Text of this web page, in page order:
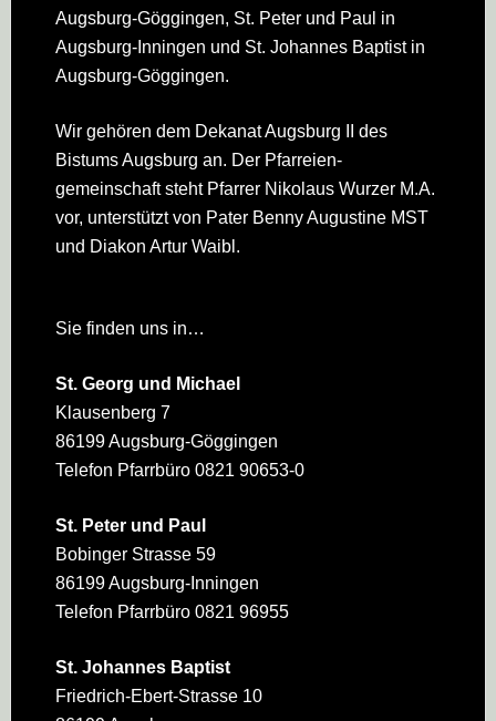
Augsburg-Göggingen, St. Peter und Paul in
Augsburg-Inningen und St. Johannes Baptist in
Augsburg-Göggingen.
Wir gehören dem Dekanat Augsburg II des
Bistums Augsburg an. Der Pfarreien­
gemeinschaft steht Pfarrer Nikolaus Wurzer M.A.
vor, unterstützt von Pater Benny Augustine MST
und Diakon Artur Waibl.
Sie finden uns in…
St. Georg und Michael
Klausenberg 7
86199 Augsburg-Göggingen
Telefon Pfarrbüro 0821 90653-0
St. Peter und Paul
Bobinger Strasse 59
86199 Augsburg-Inningen
Telefon Pfarrbüro 0821 96955
St. Johannes Baptist
Friedrich-Ebert-Strasse 10